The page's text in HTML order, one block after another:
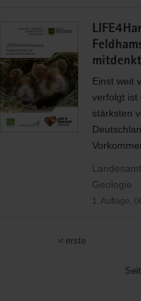
mitdenkt
Einst weit
verfolgt ist
stärksten
Geologie
1. Auflage,
erste